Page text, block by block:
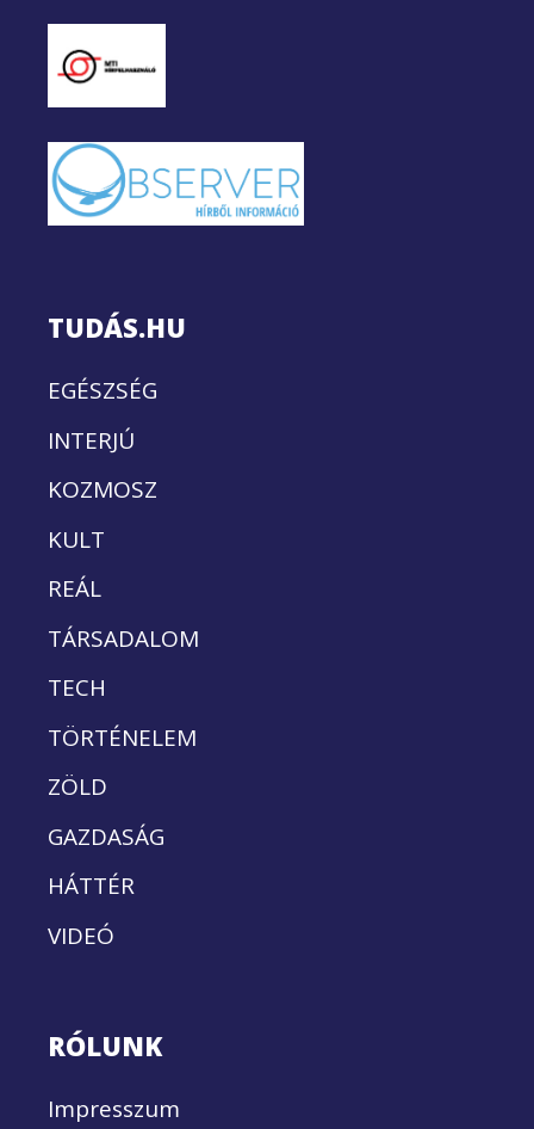
TUDÁS.HU
EGÉSZSÉG
INTERJÚ
KOZMOSZ
KULT
REÁL
TÁRSADALOM
TECH
TÖRTÉNELEM
ZÖLD
GAZDASÁG
HÁTTÉR
VIDEÓ
RÓLUNK
Impresszum